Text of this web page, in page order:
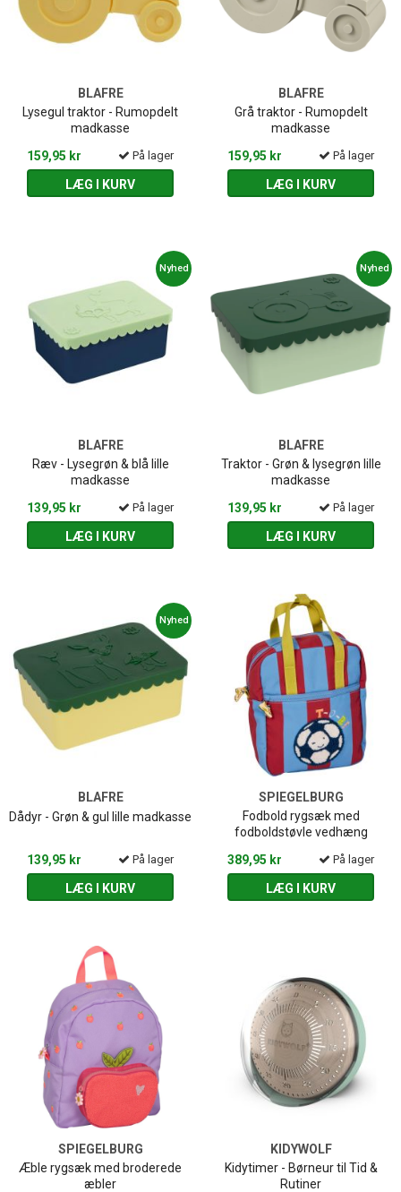
BLAFRE
Lysegul traktor - Rumopdelt
madkasse
159,95 kr
På lager
LÆG I KURV
BLAFRE
Grå traktor - Rumopdelt
madkasse
159,95 kr
På lager
LÆG I KURV
Nyhed
BLAFRE
Ræv - Lysegrøn & blå lille
madkasse
139,95 kr
På lager
LÆG I KURV
Nyhed
BLAFRE
Traktor - Grøn & lysegrøn lille
madkasse
139,95 kr
På lager
LÆG I KURV
Nyhed
BLAFRE
Dådyr - Grøn & gul lille madkasse
139,95 kr På lager
LÆG I KURV
SPIEGELBURG
Fodbold rygsæk med
fodboldstøvle vedhæng
389,95 kr
På lager
LÆG I KURV
SPIEGELBURG
Æble rygsæk med broderede
æbler
KIDYWOLF
Kidytimer - Børneur til Tid &
Rutiner